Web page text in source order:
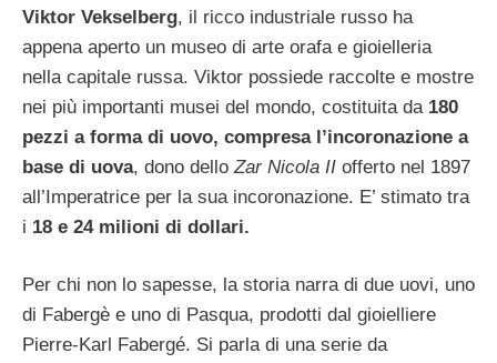
Viktor Vekselberg, il ricco industriale russo ha
appena aperto un museo di arte orafa e gioielleria
nella capitale russa. Viktor possiede raccolte e mostre
nei più importanti musei del mondo, costituita da 180
pezzi a forma di uovo, compresa l’incoronazione a
base di uova, dono delloZar Nicola II offerto nel 1897
all’Imperatrice per la sua incoronazione. E’ stimato tra
i 18 e 24 milioni di dollari.
Per chi non lo sapesse, la storia narra di due uovi, uno
di Fabergè e uno di Pasqua, prodotti dal gioielliere
Pierre-Karl Fabergé. Si parla di una serie da